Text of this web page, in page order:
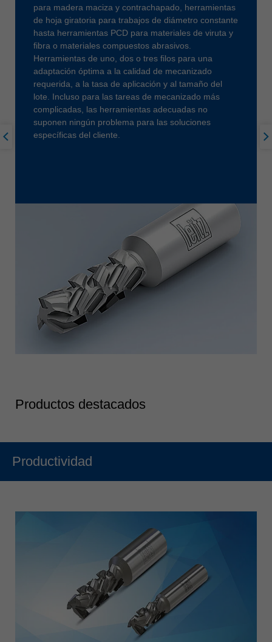
para madera maciza y contrachapado, herramientas
de hoja giratoria para trabajos de diámetro constante
hasta herramientas PCD para materiales de viruta y
fibra o materiales compuestos abrasivos.
Herramientas de uno, dos o tres filos para una
adaptación óptima a la calidad de mecanizado
requerida, a la tasa de aplicación y al tamaño del
lote. Incluso para las tareas de mecanizado más
complicadas, las herramientas adecuadas no
suponen ningún problema para las soluciones
específicas del cliente.
Productos destacados
Productividad